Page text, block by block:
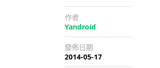
作者
Yandroid
發佈日期
2014-05-17